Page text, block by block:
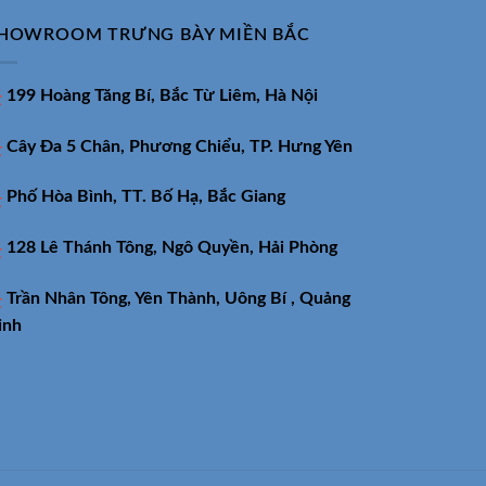
TRƯNG BÀY MIỀN BẮC
199 Hoàng Tăng Bí, Bắc Từ Liêm, Hà Nội
Cây Đa 5 Chân, Phương Chiểu, TP. Hưng Yên
Phố Hòa Bình, TT. Bố Hạ, Bắc Giang
128 Lê Thánh Tông, Ngô Quyền, Hải Phòng
Trần Nhân Tông, Yên Thành, Uông Bí , Quảng